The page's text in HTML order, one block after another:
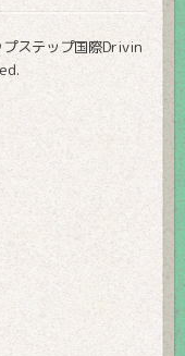
ステップ国際Drivin